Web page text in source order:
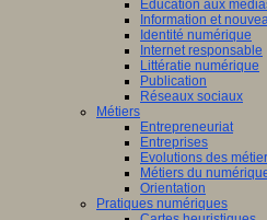
Education aux
Information et
Identité numérique
Internet responsable
Littératie numérique
Publication
Réseaux sociaux
Métiers
Entrepreneuriat
Entreprises
Evolutions des
Métiers du
Orientation
Pratiques numériques